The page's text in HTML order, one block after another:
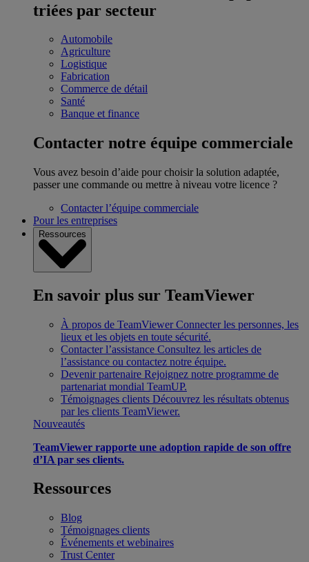
triées par secteur
Automobile
Agriculture
Logistique
Fabrication
Commerce de détail
Santé
Banque et finance
Contacter notre équipe commerciale
Vous avez besoin d’aide pour choisir la solution adaptée,
passer une commande ou mettre à niveau votre licence ?
Contacter l’équipe commerciale
Pour les entreprises
Ressources
En savoir plus sur TeamViewer
À propos de TeamViewer Connecter les personnes, les
lieux et les objets en toute sécurité.
Contacter l’assistance Consultez les articles de
l’assistance ou contactez notre équipe.
Devenir partenaire Rejoignez notre programme de
partenariat mondial TeamUP.
Témoignages clients Découvrez les résultats obtenus
par les clients TeamViewer.
Nouveautés
TeamViewer rapporte une adoption rapide de son offre
d’IA par ses clients.
Ressources
Blog
Témoignages clients
Événements et webinaires
Trust Center